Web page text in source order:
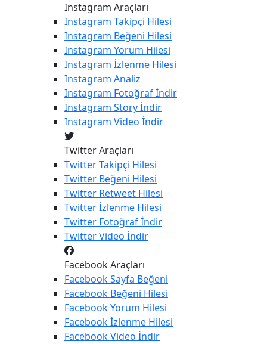
Instagram Araçları
Instagram Takipçi Hilesi
Instagram Beğeni Hilesi
Instagram Yorum Hilesi
Instagram İzlenme Hilesi
Instagram Analiz
Instagram Fotoğraf İndir
Instagram Story İndir
Instagram Video İndir
Twitter Araçları
TwitterTakipçi Hilesi
Twitter Beğeni Hilesi
Twitter Retweet Hilesi
Twitterİzlenme Hilesi
Twitter Fotoğraf İndir
TwitterVideo İndir
Facebook Araçları
FacebookSayfa Beğeni
Facebook Beğeni Hilesi
FacebookYorum Hilesi
Facebookİzlenme Hilesi
FacebookVideo İndir